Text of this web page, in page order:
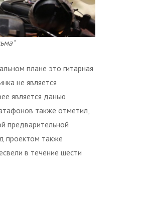
плане это гитарная
не является
является данью
также отметил,
предварительной
проектом также
в течение шести